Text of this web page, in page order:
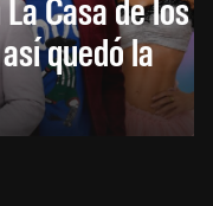
quedó la